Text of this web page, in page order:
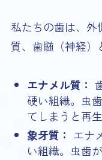
私たちの歯は、
質、歯髄（神経）
エナメル質：
硬い組織。虫
てしまうと再生
象牙質： エナ
い組織。虫歯